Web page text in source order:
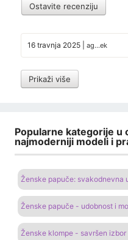
Ostavite recenziju
16 travnja 2025 ag...ek
Prikaži više
Popularne kategorije u
najmoderniji modeli i
Ženske papuče: svakodnevna
Ženske papuče - udobnost i
Ženske klompe - savršen